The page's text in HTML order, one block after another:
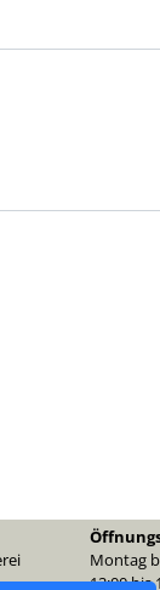
Montag
12:00 bis